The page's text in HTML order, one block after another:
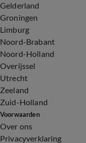
Gelderland
Groningen
Limburg
Noord-Brabant
Noord-Holland
Overijssel
Utrecht
Zeeland
Zuid-Holland
Voorwaarden
Over ons
Privacyverklaring